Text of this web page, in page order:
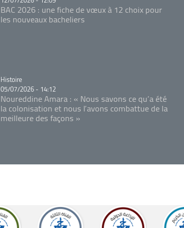
BAC 2026 : une fiche de vœux à 12 choix pour
les nouveaux bacheliers
Catégorie
Histoire
05/07/2026 - 14:12
Noureddine Amara : « Nous savons ce qu’a été
la colonisation et nous l’avons combattue de la
meilleure des façons »